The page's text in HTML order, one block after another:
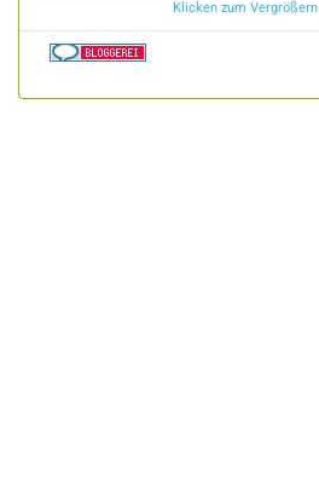
Klicken zum Vergrößern